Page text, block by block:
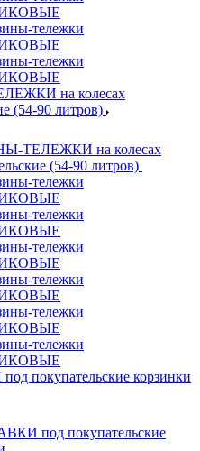
тележки
тележки
на колесах
(54-90 литров)
ТЕЛЕЖКИ на колесах
(54-90 литров)
тележки
тележки
тележки
тележки
тележки
тележки
покупательские корзинки
под покупательские